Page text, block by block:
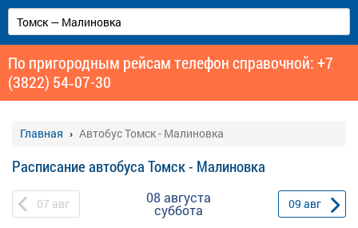
По пригородным рейсам телефон справочной: +7
(3822) 54‑07-30
Главная Автобус Томск - Малиновка
Расписание автобуса Томск - Малиновка
07 авг 08 августа
суббота 09 авг